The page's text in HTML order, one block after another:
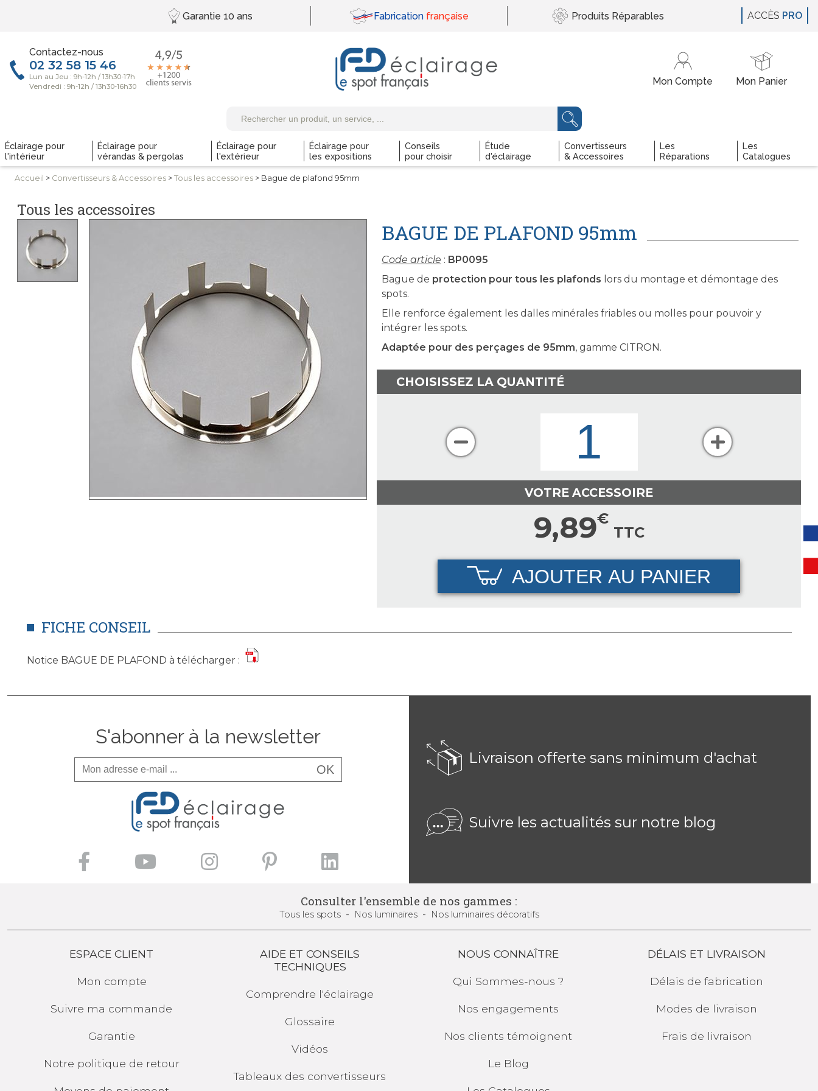
Garantie 10 ans Fabrication française Produits Réparables
Contactez-nous
Éclairage pour
l'intérieur
Éclairage pour
vérandas & pergolas
Éclairage pour
l'extérieur
Éclairage pour
les expositions
Conseils
pour choisir
Étude
d'éclairage
Convertisseurs
& Accessoires
Les
Réparations
Les
Catalogues
ACCÈS PRO
Accueil > Convertisseurs & Accessoires > Tous les accessoires > Bague de plafond 95mm
Tous les accessoires
BAGUE DE PLAFOND 95mm
Code article : BP0095
Bague de protection pour tous les plafonds lors du montage et démontage des
spots.
Elle renforce également les dalles minérales friables ou molles pour pouvoir y
intégrer les spots.
Adaptée pour des perçages de 95mm, gamme CITRON.
CHOISISSEZ LA QUANTITÉ
VOTRE ACCESSOIRE
9,89€
TTC
AJOUTER AU PANIER
FICHE CONSEIL
Notice BAGUE DE PLAFOND à télécharger :
S'abonner à la newsletter
OK
Livraison offerte sans minimum d'achat
Suivre les actualités sur notre blog
Consulter l'ensemble de nos gammes :
Tous les spots Nos luminaires Nos luminaires décoratifs
ESPACE CLIENT
Mon compte
Suivre ma commande
Garantie
Notre politique de retour
AIDE ET CONSEILS
TECHNIQUES
Comprendre l'éclairage
Glossaire
Vidéos
Tableaux des convertisseurs
NOUS CONNAÎTRE
Qui Sommes-nous ?
Nos engagements
Nos clients témoignent
Le Blog
DÉLAIS ET LIVRAISON
Délais de fabrication
Modes de livraison
Frais de livraison